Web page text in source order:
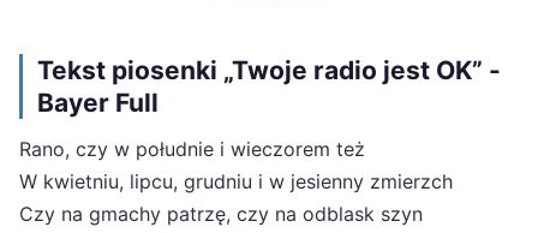
Tekst piosenki „Twoje radio jest OK” -
Bayer Full
Rano, czy w południe i wieczorem też
W kwietniu, lipcu, grudniu i w jesienny zmierzch
Czy na gmachy patrzę, czy na odblask szyn